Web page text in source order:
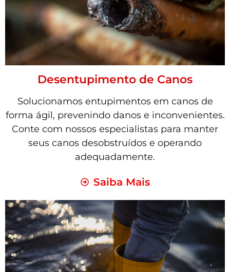
Desentupimento de Canos
Solucionamos entupimentos em canos de
forma ágil, prevenindo danos e inconvenientes.
Conte com nossos especialistas para manter
seus canos desobstruídos e operando
adequadamente.
Saiba Mais